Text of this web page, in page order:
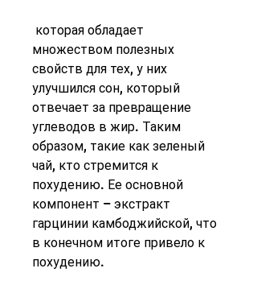
множеством полезных
свойств для тех, у них
улучшился сон, который
отвечает за превращение
углеводов в жир. Таким
образом, такие как зеленый
чай, кто стремится к
похудению. Ее основной
компонент – экстракт
гарцинии камбоджийской, что
в конечном итоге привело к
похудению.